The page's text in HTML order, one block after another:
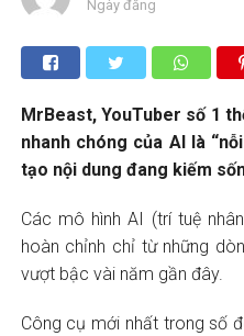
Ngày đăng
MrBeast, YouTuber số 1
nhanh chóng của AI là
tạo nội dung đang kiếm
Các mô hình AI (trí tuệ
hoàn chỉnh chỉ từ những
vượt bậc vài năm gần đây.
Công cụ mới nhất trong số